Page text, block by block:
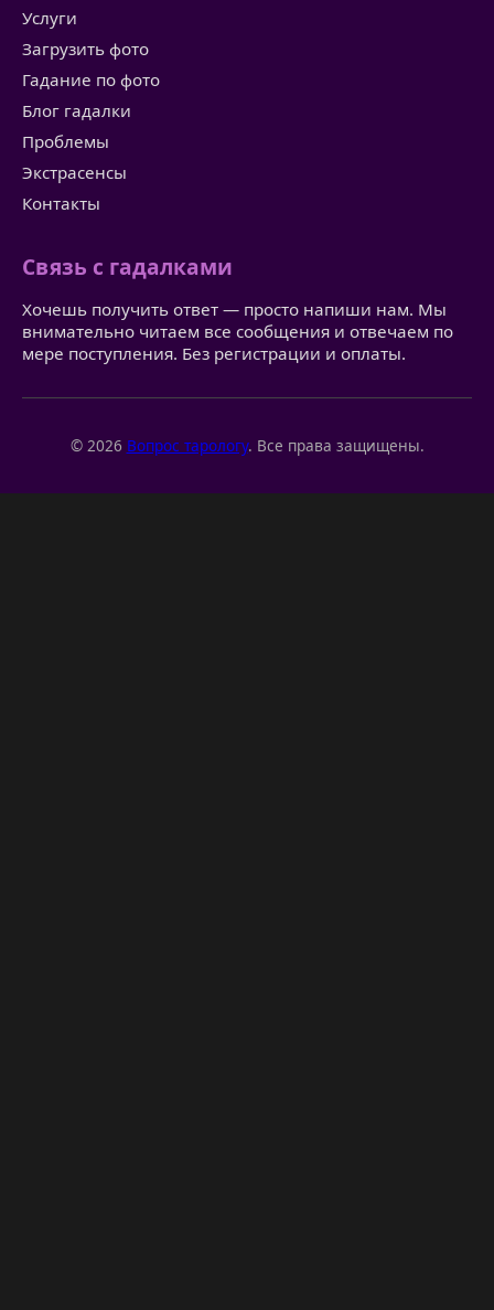
Услуги
Загрузить фото
Гадание по фото
Блог гадалки
Проблемы
Экстрасенсы
Контакты
Связь с гадалками
Хочешь получить ответ — просто напиши нам. Мы
внимательно читаем все сообщения и отвечаем по
мере поступления. Без регистрации и оплаты.
© 2026 Вопрос тарологу. Все права защищены.